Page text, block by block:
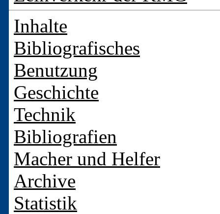
Inhalte
Bibliografisches
Benutzung
Geschichte
Technik
Bibliografien
Macher und Helfer
Archive
Statistik